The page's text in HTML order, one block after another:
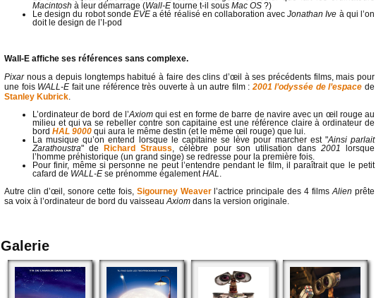
Macintosh à leur démarrage (Wall-E tourne t-il sous Mac OS ?)
Le design du robot sonde EVEa été réalisé en collaboration avecJonathan Ive à qui l’on
doit le design de l’I-pod
Wall-E affiche ses références sans complexe.
Pixarnous a depuis longtemps habitué à faire des clins d’œil à ses précédents films, mais pour
une fois WALL-E fait une référence très ouverte à un autre film :2001 l’odyssée de l’espace de
Stanley Kubrick.
L’ordinateur de bord de l’Axiomqui est en forme de barre de navire avec un œil rouge au
milieu et qui va se rebeller contre son capitaine est une référence claire à ordinateur de
bord HAL 9000 qui aura le même destin (et le même œil rouge) que lui.
La musique qu’on entend lorsque le capitaine se lève pour marcher est "Ainsi parlait
Zarathoustra" de Richard Strauss, célèbre pour son utilisation dans 2001
lorsque
l’homme préhistorique (un grand singe) se redresse pour la première fois.
Pour finir, même si personne ne peut l’entendre pendant le film, il paraîtrait que le petit
cafard de WALL-E se prénomme égalementHAL.
Autre clin d’œil, sonore cette fois, Sigourney Weaverl’actrice principale des 4 filmsAlien prête
sa voix à l’ordinateur de bord du vaisseauAxiom dans la version originale.
Galerie